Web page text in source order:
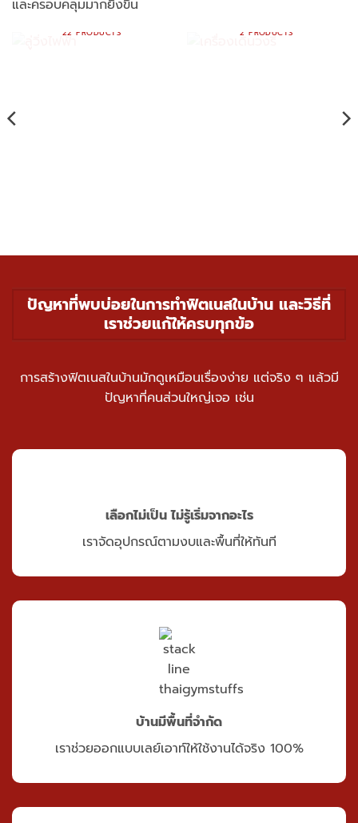
และครอบคลุมมากยิ่งขึ้น
22 PRODUCTS 2 PRODUCTS
ปัญหาที่พบบ่อยในการทำฟิตเนสในบ้าน และวิธีที่
เราช่วยแก้ให้ครบทุกข้อ
การสร้างฟิตเนสในบ้านมักดูเหมือนเรื่องง่าย แต่จริง ๆ แล้วมี
ปัญหาที่คนส่วนใหญ่เจอ เช่น
เลือกไม่เป็น ไม่รู้เริ่มจากอะไร
เราจัดอุปกรณ์ตามงบและพื้นที่ให้ทันที
บ้านมีพื้นที่จำกัด
เราช่วยออกแบบเลย์เอาท์ให้ใช้งานได้จริง 100%